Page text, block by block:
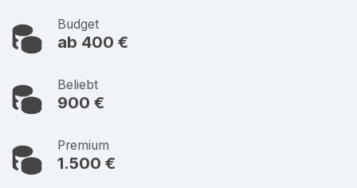
Budget
ab 400 €
Beliebt
900 €
Premium
1.500 €